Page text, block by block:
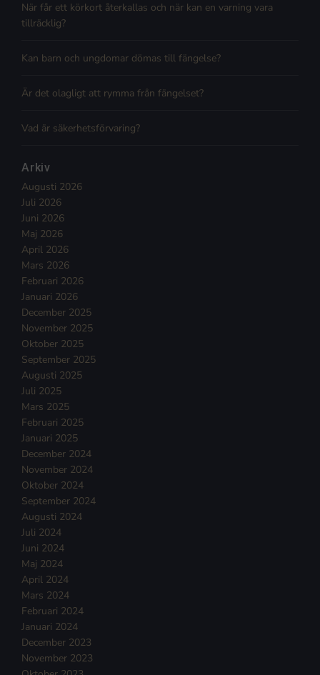
När får ett körkort återkallas och när kan en varning vara
tillräcklig?
Kan barn och ungdomar dömas till fängelse?
Är det olagligt att rymma från fängelset?
Vad är säkerhetsförvaring?
Arkiv
Augusti 2026
Juli 2026
Juni 2026
Maj 2026
April 2026
Mars 2026
Februari 2026
Januari 2026
December 2025
November 2025
Oktober 2025
September 2025
Augusti 2025
Juli 2025
Mars 2025
Februari 2025
Januari 2025
December 2024
November 2024
Oktober 2024
September 2024
Augusti 2024
Juli 2024
Juni 2024
Maj 2024
April 2024
Mars 2024
Februari 2024
Januari 2024
December 2023
November 2023